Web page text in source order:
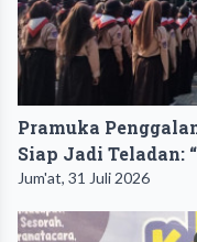
Pramuka
Siap Jadi Teladan:
Jum'at, 31 Juli 2026